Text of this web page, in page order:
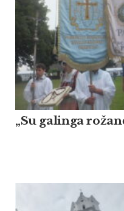
„Su galinga